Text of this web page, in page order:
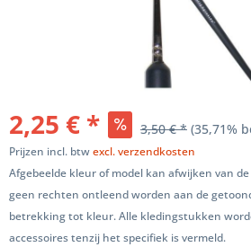
2,25 € * 3,50 € * (35,71%
Prijzen incl. btwexcl. verzendkosten
Afgebeelde kleur of model kan afwijken van
geen rechten ontleend worden aan de
betrekking tot kleur. Alle kledingstukken
accessoires tenzij het specifiek is vermeld.